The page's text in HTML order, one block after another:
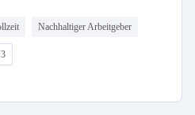
Nachhaltiger Arbeitgeber
3